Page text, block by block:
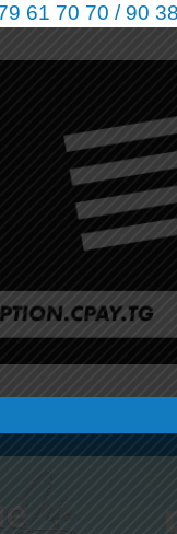
61 70 70 / 90